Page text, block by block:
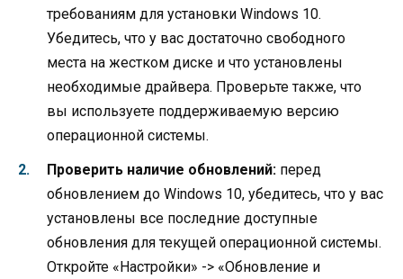
требованиям для установки Windows 10.
Убедитесь, что у вас достаточно свободного
места на жестком диске и что установлены
необходимые драйвера. Проверьте также, что
вы используете поддерживаемую версию
операционной системы.
Проверить наличие обновлений: перед
обновлением до Windows 10, убедитесь, что у вас
установлены все последние доступные
обновления для текущей операционной системы.
Откройте «Настройки» -> «Обновление и